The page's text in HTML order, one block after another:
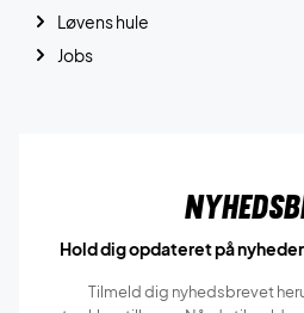
Løvens hule
Jobs
Hold dig opdateret på
Tilmeld dig nyhedsbrevet